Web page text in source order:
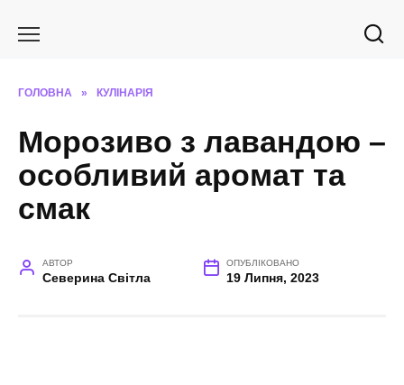
ГОЛОВНА » КУЛІНАРІЯ
Морозиво з лавандою –
особливий аромат та
смак
АВТОР
Северина Світла
ОПУБЛІКОВАНО
19 Липня, 2023